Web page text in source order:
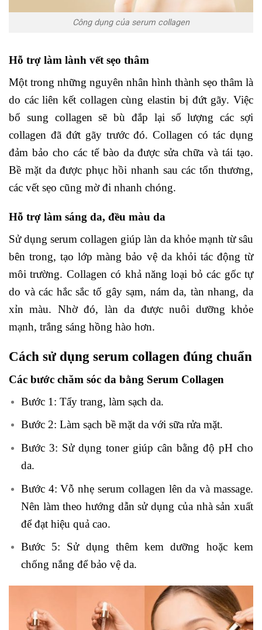
Công dụng của serum collagen
Hỗ trợ làm lành vết sẹo thâm
Một trong những nguyên nhân hình thành sẹo thâm là
do các liên kết collagen cùng elastin bị đứt gãy. Việc
bổ sung collagen sẽ bù đắp lại số lượng các sợi
collagen đã đứt gãy trước đó. Collagen có tác dụng
đảm bảo cho các tế bào da được sửa chữa và tái tạo.
Bề mặt da được phục hồi nhanh sau các tổn thương,
các vết sẹo cũng mờ đi nhanh chóng.
Hỗ trợ làm sáng da, đều màu da
Sử dụng serum collagen giúp làn da khỏe mạnh từ sâu
bên trong, tạo lớp màng bảo vệ da khỏi tác động từ
môi trường. Collagen có khả năng loại bỏ các gốc tự
do và các hắc sắc tố gây sạm, nám da, tàn nhang, da
xỉn màu. Nhờ đó, làn da được nuôi dưỡng khỏe
mạnh, trắng sáng hồng hào hơn.
Cách sử dụng serum collagen đúng chuẩn
Các bước chăm sóc da bằng Serum Collagen
Bước 1: Tẩy trang, làm sạch da.
Bước 2: Làm sạch bề mặt da với sữa rửa mặt.
Bước 3: Sử dụng toner giúp cân bằng độ pH cho
da.
Bước 4: Vỗ nhẹ serum collagen lên da và massage.
Nên làm theo hướng dẫn sử dụng của nhà sản xuất
để đạt hiệu quả cao.
Bước 5: Sử dụng thêm kem dưỡng hoặc kem
chống nắng để bảo vệ da.